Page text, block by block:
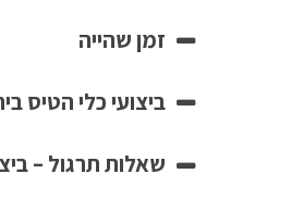
זמן שהייה
ביצועי כלי הטיס
שאלות תרגול –